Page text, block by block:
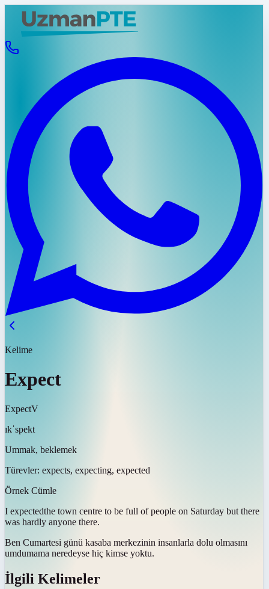
Kelime
Expect
ExpectV
ɪkˈspekt
Ummak, beklemek
Türevler: expects, expecting, expected
Örnek Cümle
I expectedthe town centre to be full of people on Saturday but there
was hardly anyone there.
Ben Cumartesi günü kasaba merkezinin insanlarla dolu olmasını
umdumama neredeyse hiç kimse yoktu.
İlgili Kelimeler